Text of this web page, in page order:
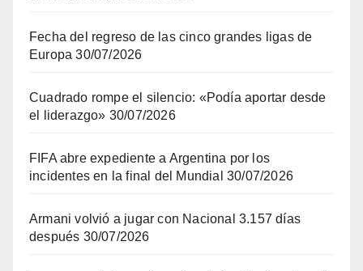
Fecha del regreso de las cinco grandes ligas de
Europa 30/07/2026
Cuadrado rompe el silencio: «Podía aportar desde
el liderazgo» 30/07/2026
FIFA abre expediente a Argentina por los
incidentes en la final del Mundial 30/07/2026
Armani volvió a jugar con Nacional 3.157 días
después 30/07/2026